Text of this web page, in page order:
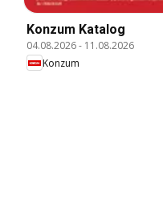
Konzum Katalog
04.08.2026- 11.08.2026
Konzum